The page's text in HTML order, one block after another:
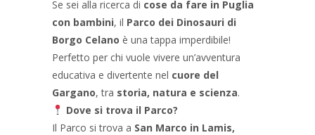
Se sei alla ricerca di cose da fare in Puglia
con bambini, il Parco dei Dinosauri di
Borgo Celano è una tappa imperdibile!
Perfetto per chi vuole vivere un’avventura
educativa e divertente nel cuore del
Gargano, tra storia, natura e scienza.
Dove si trova il Parco?
Il Parco si trova a San Marco in Lamis,